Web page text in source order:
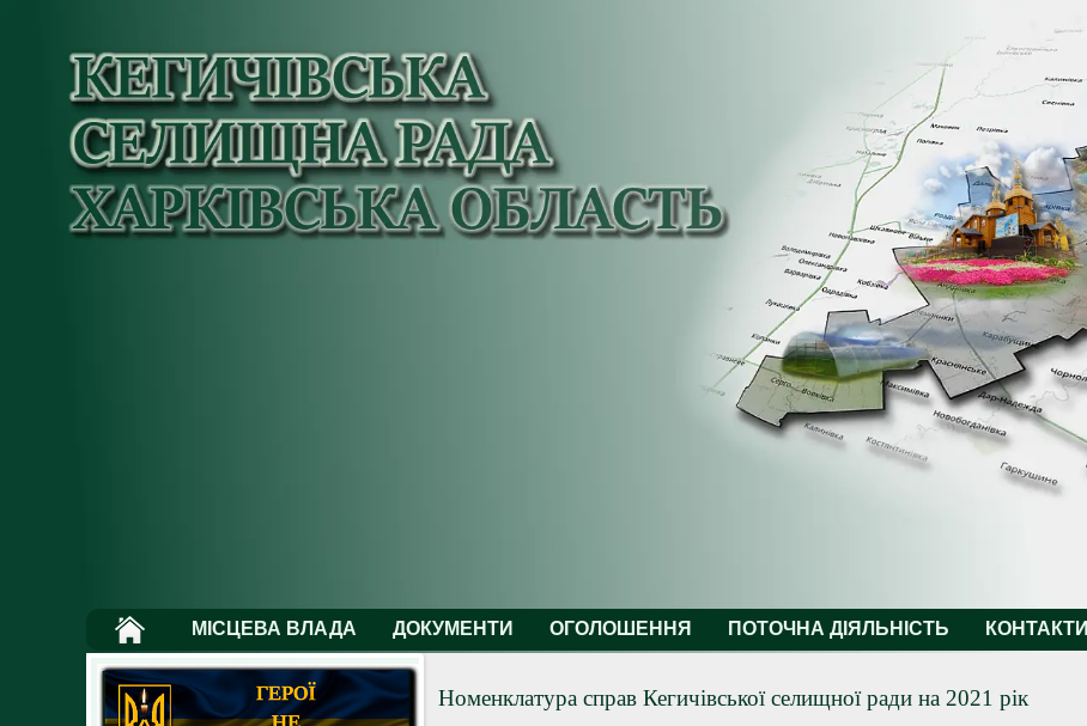
МІСЦЕВА ВЛАДА ДОКУМЕНТИ ОГОЛОШЕННЯ ПОТОЧНА ДІЯЛЬНІСТЬ КОНТАКТИ
Номенклатура справ Кегичівської селищної ради на 2021 рік